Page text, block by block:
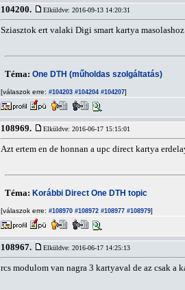
104200. Elküldve: 2016-09-13 14:20:31
Sziasztok ert valaki Digi smart kartya masolashoz
Téma: One DTH (műholdas szolgáltatás)
[válaszok erre: #104203 #104204 #104207]
108969. Elküldve: 2016-06-17 15:15:01
Azt ertem en de honnan a upc direct kartya
Téma: Korábbi Direct One DTH topic
[válaszok erre: #108970 #108972 #108977 #108979]
108967. Elküldve: 2016-06-17 14:25:13
rcs modulom van nagra 3 kartyaval de az csak a